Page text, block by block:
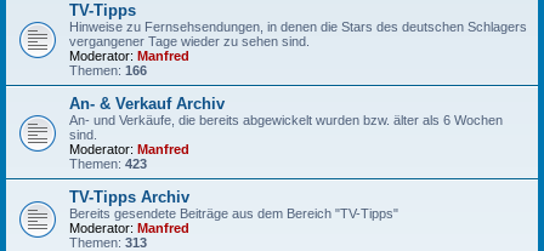
TV-Tipps
Hinweise zu Fernsehsendungen, in denen die Stars des deutschen Schlagers
vergangener Tage wieder zu sehen sind.
Moderator: Manfred
Themen: 166
An- & Verkauf Archiv
An- und Verkäufe, die bereits abgewickelt wurden bzw. älter als 6 Wochen
sind.
Moderator: Manfred
Themen: 423
TV-Tipps Archiv
Bereits gesendete Beiträge aus dem Bereich "TV-Tipps"
Moderator: Manfred
Themen: 313